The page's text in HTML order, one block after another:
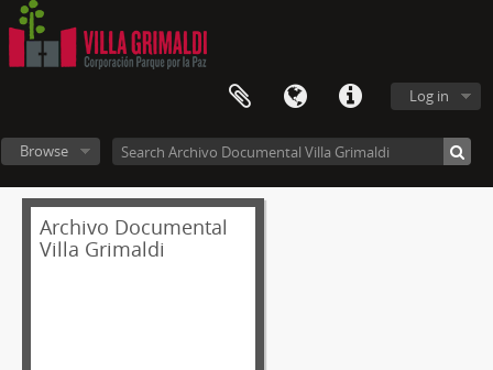
Log in
Browse
Archivo Documental
Villa Grimaldi